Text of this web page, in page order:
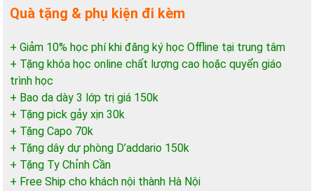
Quà tặng & phụ kiện đi kèm
+ Giảm 10% học phí khi đăng ký học Offline tại trung tâm
+ Tặng khóa học online chất lượng cao hoặc quyển giáo
trình học
+ Bao da dày 3 lớp trị giá 150k
+ Tặng pick gảy xịn 30k
+ Tặng Capo 70k
+ Tặng dây dự phòng D’addario 150k
+ Tặng Ty Chỉnh Cần
+ Free Ship cho khách nội thành Hà Nội